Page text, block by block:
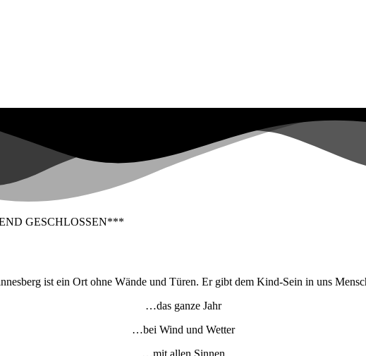
GESCHLOSSEN***
ist ein Ort ohne Wände und Türen. Er gibt dem Kind-Sein in uns
…das ganze Jahr
…bei Wind und Wetter
…mit allen Sinnen